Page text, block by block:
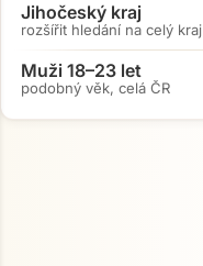
Jihočeský kraj
rozšířit hledání na celý kraj
Muži 18–23 let
podobný věk, celá ČR